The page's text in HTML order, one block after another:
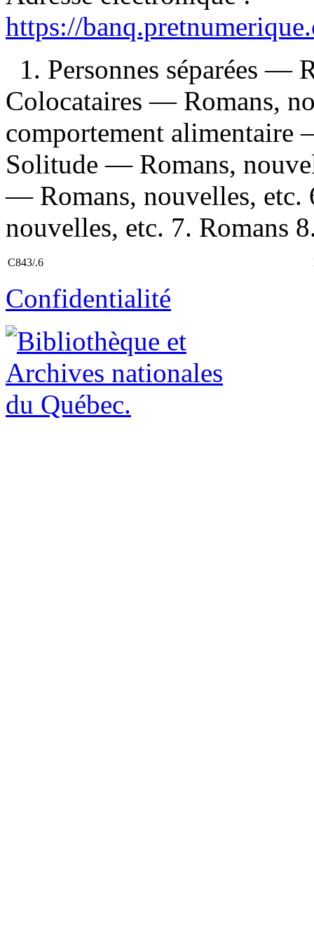
https://
1. Personnes séparées —
Colocataires — Romans,
comportement alimentaire
Solitude — Romans,
— Romans, nouvelles,
nouvelles, etc. 7. Romans
C843/.6
Confidentialité